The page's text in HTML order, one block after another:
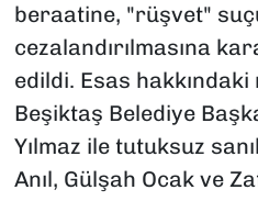
beraatine, "rüşvet"
cezalandırılmasına
edildi. Esas
Beşiktaş Belediye
Yılmaz ile tutuksuz
Anıl, Gülşah Ocak ve